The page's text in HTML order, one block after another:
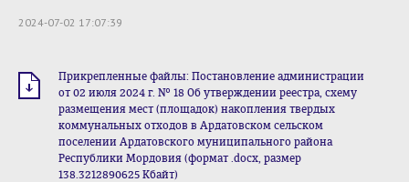
2024-07-02 17:07:39
Прикрепленные файлы: Постановление администрации
от 02 июля 2024 г. № 18 Об утверждении реестра, схему
размещения мест (площадок) накопления твердых
коммунальных отходов в Ардатовском сельском
поселении Ардатовского муниципального района
Республики Мордовия (формат .docx, размер
138.3212890625 Кбайт)